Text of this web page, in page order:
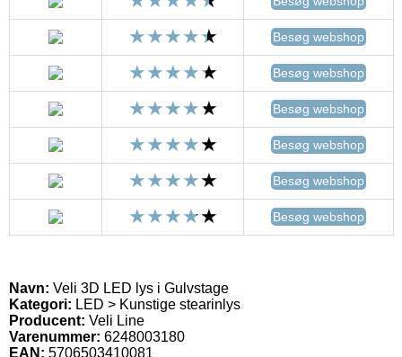
Besøg webshop
Besøg webshop
Besøg webshop
Besøg webshop
Besøg webshop
Besøg webshop
Navn: Veli 3D LED lys i Gulvstage
Kategori: LED > Kunstige stearinlys
Producent: Veli Line
Varenummer: 6248003180
EAN: 5706503410081